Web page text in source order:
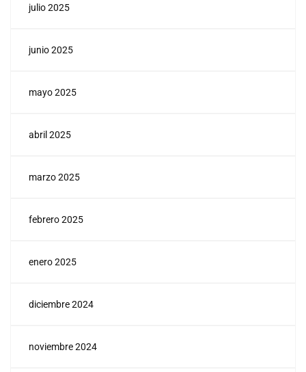
julio 2025
junio 2025
mayo 2025
abril 2025
marzo 2025
febrero 2025
enero 2025
diciembre 2024
noviembre 2024